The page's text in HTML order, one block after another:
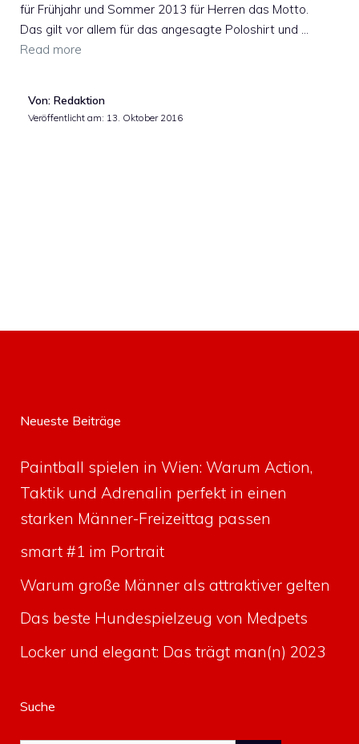
für Frühjahr und Sommer 2013 für Herren das Motto.
Das gilt vor allem für das angesagte Poloshirt und …
Read more
Von: Redaktion
Veröffentlicht am: 13. Oktober 2016
Neueste Beiträge
Paintball spielen in Wien: Warum Action,
Taktik und Adrenalin perfekt in einen
starken Männer-Freizeittag passen
smart #1 im Portrait
Warum große Männer als attraktiver gelten
Das beste Hundespielzeug von Medpets
Locker und elegant: Das trägt man(n) 2023
Suche